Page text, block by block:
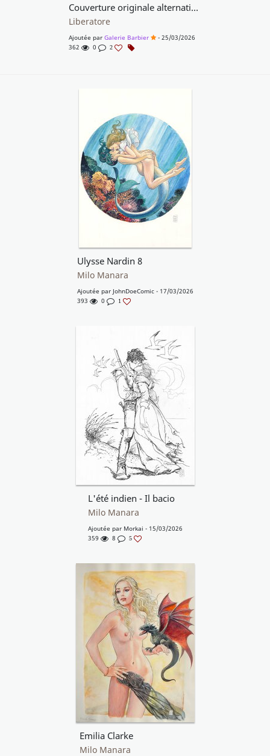
Couverture originale alternative réalisée pour DV8
Liberatore
Ajoutée par Galerie Barbier
- 25/03/2026
362
0 2
Ulysse Nardin 8
Milo Manara
Ajoutée par JohnDoeComic- 17/03/2026
393
0 1
L'été indien - Il bacio
Milo Manara
Ajoutée par Morkai - 15/03/2026
359
8 5
Emilia Clarke
Milo Manara